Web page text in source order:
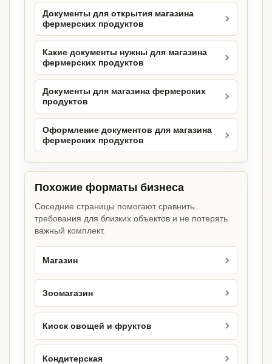
Документы для открытия магазина
фермерских продуктов
Какие документы нужны для магазина
фермерских продуктов
Документы для магазина фермерских
продуктов
Оформление документов для магазина
фермерских продуктов
Похожие форматы бизнеса
Соседние страницы помогают сравнить
требования для близких объектов и не потерять
важный комплект.
Магазин
Зоомагазин
Киоск овощей и фруктов
Кондитерская